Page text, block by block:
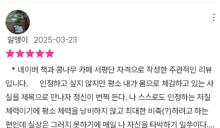
않는 순간에 자동적으로 움직이는몸동작을 통해 존재를 확인하는 느
낌이다.몸을 움직이면 성격이 달라지고, 성격이 달라지면 인생도 달
라질 수 있다.등산은 어르신들의 운동이라는 선입견이 자리한다.트레
킹을 하면서 좋은 공기를 마시고, 오르막과 내리막이반복되어 운동량
이 상당하다.전국 명산과 연결되어 있는 산을 등산하며 걸으며,산이
아니어도 장거리를 걸을 수 있는 둘레 길을며칠에 걸쳐서 다니기도
한다.덜 알려진 산을 탐험하고, 페이스 가 맞는 친구와 함께 하며,산악
회를 이용하는 것도 좋다.아이를 낳으면 만삭 때의 몸이 자동적으로
예전 몸으로돌아가지 않는다.규칙적으로 몸을 움직이는 건 출산 후
도 나고 체조를 하고 나면 기분도 좋아졌다. 저자처럼 긴 시간 운동을
하지는 못하지만 나에게 맞는 체조를 하면서 기분이 좋아지는 것을
느낀다. 저자도 운동을 하면서 활력을 느끼고 있었다. 달리기를 하면
서 좋아하는 검도를 하면서 자에게 힘이 생기고 활기차지는 경험을
하고 있어서 운동을 손에서 놓을 수 없는가보다. 저자처럼은 할 수 없
지만 나도 하루 30분씩이라도 꾸준히 운동을 하는 루틴을 만들어야
겠다는 생각이 들었다. 운동이든 자신의 삶이든 늘 도전하는 저자의
모습이 눈부시게 아름다웠다.
며 워킹맘이자 직장인으로서 체력이 단순히 힘만 있는 게 아니라, 정
서적인 부분과도 깊게 연결되어 있다고 강조하죠.체력이 왜 중요한지
여러 사례와 연구를 통해 보여줘요. 운동이 우리 몸에 미치는 긍정적
인 효과는 물론, 정신 건강에도 얼마나 큰 영향을 주는지를 알게 되면
서 운동의 필요성을 다시 느끼게 되더라고요. 중간중간에 나오는 다
양한 이야기들, 자신의 라이프스타일에 맞출 수 있는 현실 운동 팁, 직
장인에게 체력은 곧 실력을 바탕으로 한 경험담이 감동적이에요. 운
동을 통해 삶이 어떻게 변화했는지 듣다 보면, 신을 돌아보게 되고 '나
도 좀 더 활동적으로 살아야겠다'는 생각, 인생도 변화시키는 체력이
알맹이 2025-03-23
* 네이버 책과 콩나무 카페 서평단 자격으로 작성한 주관적인 리뷰
입니다. 인정하고 싶지 않지만 평소 내가 몸으로 체감하고 있는 사
실을 제목으로 만나자 정신이 번쩍 든다. 나 스스로도 인정하는 저질
체력이기에 평소 체력을 낭비하지 않고 최대한 비축(?)하려고 하는
편인데 실상은 그러지 못하기에 매일 나 자신을 타박하기 일쑤이다.